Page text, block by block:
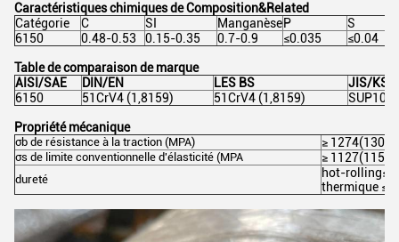
Caractéristiques chimiques de Composition&Related
Catégorie
C SI ManganèseP
S
6150
0.48-0.53 0.15-0.35 0.7-0.9 ≤0.035 ≤0.04
Table de comparaison de marque
AISI/SAE
DIN/EN LES BS
JIS/KS
6150
51CrV4 (1,8159) 51CrV4 (1,8159) SUP10
Propriété mécanique
σb de résistance à la traction (MPA) ≥ 1274(130)
σs de limite conventionnelle d'élasticité (MPA ≥ 1127(115)
dureté
hot-
thermique